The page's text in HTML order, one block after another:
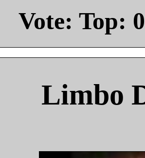
Vote: Top: 0
Limbo